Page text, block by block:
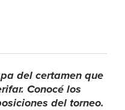
del certamen que
Conocé los
del torneo.